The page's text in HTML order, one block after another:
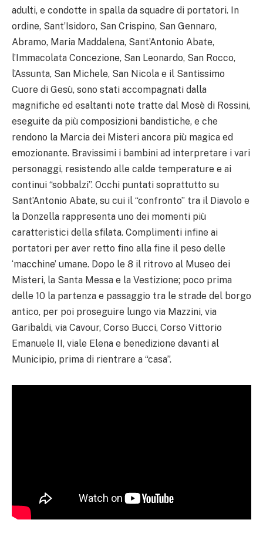
adulti, e condotte in spalla da squadre di portatori. In
ordine, Sant’Isidoro, San Crispino, San Gennaro,
Abramo, Maria Maddalena, Sant’Antonio Abate,
l’Immacolata Concezione, San Leonardo, San Rocco,
l’Assunta, San Michele, San Nicola e il Santissimo
Cuore di Gesù, sono stati accompagnati dalla
magnifiche ed esaltanti note tratte dal Mosè di Rossini,
eseguite da più composizioni bandistiche, e che
rendono la Marcia dei Misteri ancora più magica ed
emozionante. Bravissimi i bambini ad interpretare i vari
personaggi, resistendo alle calde temperature e ai
continui “sobbalzi”. Occhi puntati soprattutto su
Sant’Antonio Abate, su cui il “confronto” tra il Diavolo e
la Donzella rappresenta uno dei momenti più
caratteristici della sfilata. Complimenti infine ai
portatori per aver retto fino alla fine il peso delle
‘macchine’ umane. Dopo le 8 il ritrovo al Museo dei
Misteri, la Santa Messa e la Vestizione; poco prima
delle 10 la partenza e passaggio tra le strade del borgo
antico, per poi proseguire lungo via Mazzini, via
Garibaldi, via Cavour, Corso Bucci, Corso Vittorio
Emanuele II, viale Elena e benedizione davanti al
Municipio, prima di rientrare a “casa”.